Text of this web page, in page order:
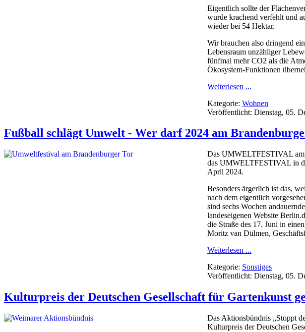
Eigentlich sollte der
wurde krachend verfehlt und
wieder bei 54 Hektar.
Wir brauchen also dringend
Lebensraum unzähliger
fünfmal mehr CO2 als die
Ökosystem-Funktionen
Weiterlesen ...
Kategorie: Wohnen
Veröffentlicht: Dienstag, 05.
Fußball schlägt Umwelt - Wer darf 2024 am
Das UMWELTFESTIVAL am
das UMWELTFESTIVAL in
April 2024.
Besonders ärgerlich ist das,
nach dem eigentlich
sind sechs Wochen
landeseigenen Website
die Straße des 17. Juni in
Moritz van Dülmen,
Weiterlesen ...
Kategorie: Sonstiges
Veröffentlicht: Dienstag, 05.
Kulturpreis der Deutschen Gesellschaft für Gartenkunst
Das Aktionsbündnis „Stoppt
Kulturpreis der Deutschen